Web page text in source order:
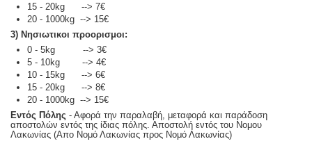
15 - 20kg --> 7€
20 - 1000kg --> 15€
3) Νησιωτικοι προορισμοι:
0 - 5kg --> 3€
5 - 10kg --> 4€
10 - 15kg --> 6€
15 - 20kg --> 8€
20 - 1000kg --> 15€
Εντός Πόλης - Αφορά την παραλαβή, μεταφορά και παράδοση
αποστολών εντός της ίδιας πόλης. Αποστολή εντός του Νομου
Λακωνίας (Απο Νομό Λακωνίας προς Νομό Λακωνίας)